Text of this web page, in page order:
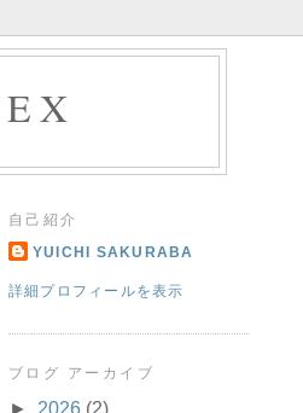
自己紹介
YUICHI SAKURABA
詳細プロフィールを表示
ブログ アーカイブ